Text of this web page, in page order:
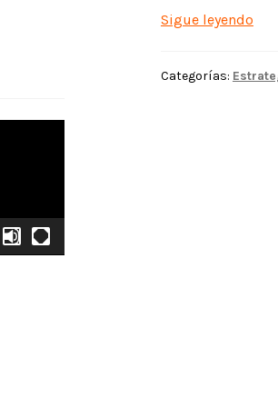
Sigue leyendo
Categorías: